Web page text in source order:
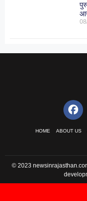
HOME ABOUT US
© 2023